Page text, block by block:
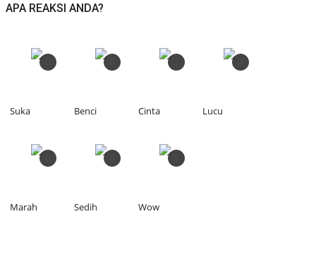
APA REAKSI ANDA?
Suka Benci Cinta Lucu
Marah Sedih Wow